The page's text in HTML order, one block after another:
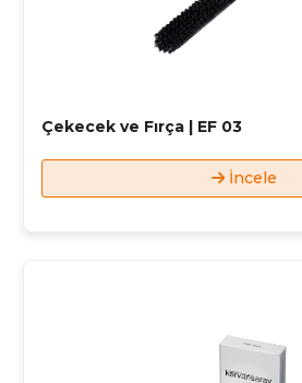
Çekecek ve Fırça | EF 03
İncele